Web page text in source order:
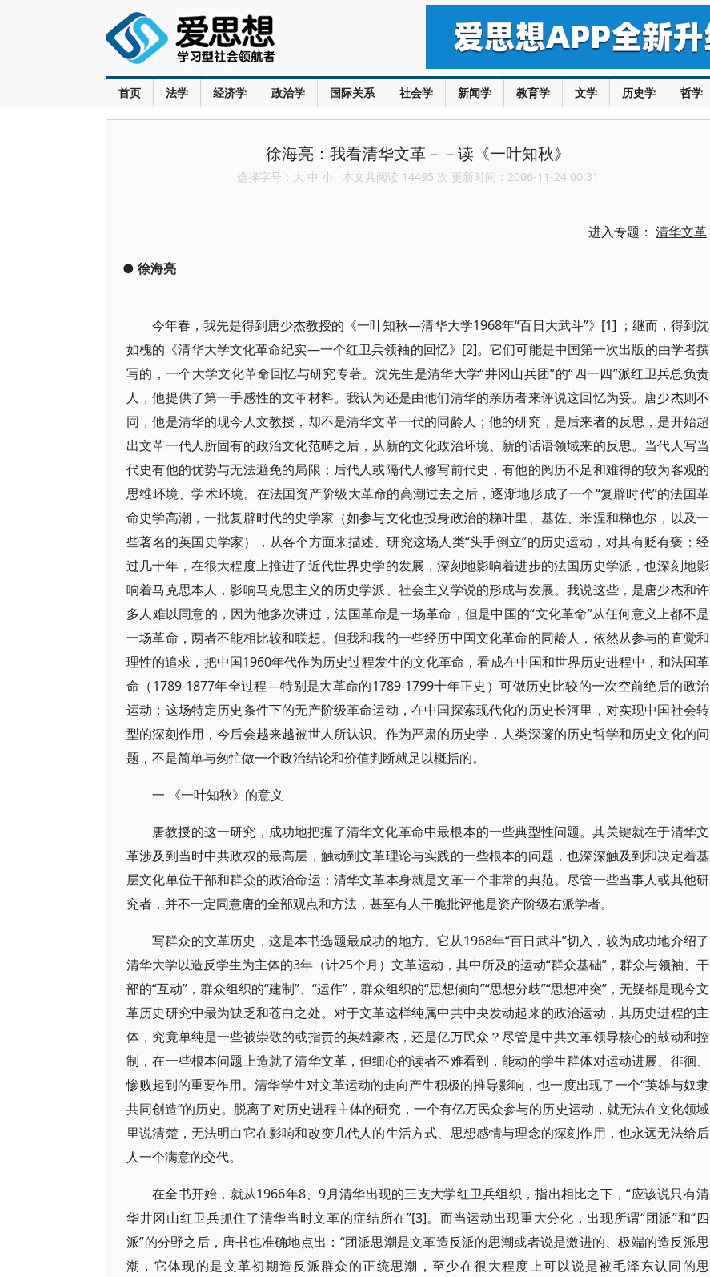
首页 法学 经济学 政治学 国际关系 社会学 新闻学 教育学 文学 历史学 哲学
徐海亮：我看清华文革－－读《一叶知秋》
选择字号： 大 中 小 本文共阅读 14495 次 更新时间：2006-11-24 00:31
进入专题： 清华文革
● 徐海亮
今年春，我先是得到唐少杰教授的《一叶知秋—清华大学1968年“百日大武斗”》[1] ；继而，得到沈
如槐的《清华大学文化革命纪实—一个红卫兵领袖的回忆》[2]。它们可能是中国第一次出版的由学者撰
写的，一个大学文化革命回忆与研究专著。沈先生是清华大学“井冈山兵团”的“四一四”派红卫兵总负责
人，他提供了第一手感性的文革材料。我认为还是由他们清华的亲历者来评说这回忆为妥。唐少杰则不
同，他是清华的现今人文教授，却不是清华文革一代的同龄人；他的研究，是后来者的反思，是开始超
出文革一代人所固有的政治文化范畴之后，从新的文化政治环境、新的话语领域来的反思。当代人写当
代史有他的优势与无法避免的局限；后代人或隔代人修写前代史，有他的阅历不足和难得的较为客观的
思维环境、学术环境。在法国资产阶级大革命的高潮过去之后，逐渐地形成了一个“复辟时代”的法国革
命史学高潮，一批复辟时代的史学家（如参与文化也投身政治的梯叶里、基佐、米涅和梯也尔，以及一
些著名的英国史学家），从各个方面来描述、研究这场人类“头手倒立”的历史运动，对其有贬有褒；经
过几十年，在很大程度上推进了近代世界史学的发展，深刻地影响着进步的法国历史学派，也深刻地影
响着马克思本人，影响马克思主义的历史学派、社会主义学说的形成与发展。我说这些，是唐少杰和许
多人难以同意的，因为他多次讲过，法国革命是一场革命，但是中国的“文化革命”从任何意义上都不是
一场革命，两者不能相比较和联想。但我和我的一些经历中国文化革命的同龄人，依然从参与的直觉和
理性的追求，把中国1960年代作为历史过程发生的文化革命，看成在中国和世界历史进程中，和法国革
命（1789-1877年全过程—特别是大革命的1789-1799十年正史）可做历史比较的一次空前绝后的政治
运动；这场特定历史条件下的无产阶级革命运动，在中国探索现代化的历史长河里，对实现中国社会转
型的深刻作用，今后会越来越被世人所认识。作为严肃的历史学，人类深邃的历史哲学和历史文化的问
题，不是简单与匆忙做一个政治结论和价值判断就足以概括的。
一 《一叶知秋》的意义
唐教授的这一研究，成功地把握了清华文化革命中最根本的一些典型性问题。其关键就在于清华文
革涉及到当时中共政权的最高层，触动到文革理论与实践的一些根本的问题，也深深触及到和决定着基
层文化单位干部和群众的政治命运；清华文革本身就是文革一个非常的典范。尽管一些当事人或其他研
究者，并不一定同意唐的全部观点和方法，甚至有人干脆批评他是资产阶级右派学者。
写群众的文革历史，这是本书选题最成功的地方。它从1968年“百日武斗”切入，较为成功地介绍了
清华大学以造反学生为主体的3年（计25个月）文革运动，其中所及的运动“群众基础”，群众与领袖、干
部的“互动”，群众组织的“建制”、“运作”，群众组织的“思想倾向”“思想分歧”“思想冲突”，无疑都是现今文
革历史研究中最为缺乏和苍白之处。对于文革这样纯属中共中央发动起来的政治运动，其历史进程的主
体，究竟单纯是一些被崇敬的或指责的英雄豪杰，还是亿万民众？尽管是中共文革领导核心的鼓动和控
制，在一些根本问题上造就了清华文革，但细心的读者不难看到，能动的学生群体对运动进展、徘徊、
惨败起到的重要作用。清华学生对文革运动的走向产生积极的推导影响，也一度出现了一个“英雄与奴隶
共同创造”的历史。脱离了对历史进程主体的研究，一个有亿万民众参与的历史运动，就无法在文化领域
里说清楚，无法明白它在影响和改变几代人的生活方式、思想感情与理念的深刻作用，也永远无法给后
人一个满意的交代。
在全书开始，就从1966年8、9月清华出现的三支大学红卫兵组织，指出相比之下，“应该说只有清
华井冈山红卫兵抓住了清华当时文革的症结所在”[3]。而当运动出现重大分化，出现所谓“团派”和“四
派”的分野之后，唐书也准确地点出：“团派思潮是文革造反派的思潮或者说是激进的、极端的造反派思
潮，它体现的是文革初期造反派群众的正统思潮，至少在很大程度上可以说是被毛泽东认同的思